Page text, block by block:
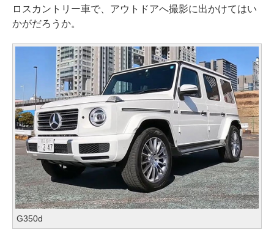
ロスカントリー車で、アウトドアへ撮影に出かけてはい
かがだろうか。
G350d